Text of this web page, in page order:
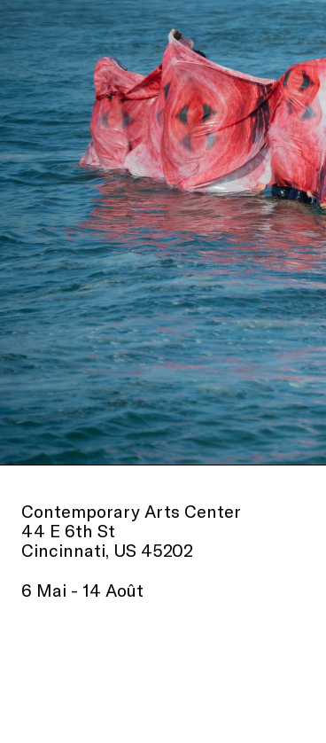
Contemporary Arts Center
44 E 6th St
Cincinnati, US 45202
6 Mai - 14 Août